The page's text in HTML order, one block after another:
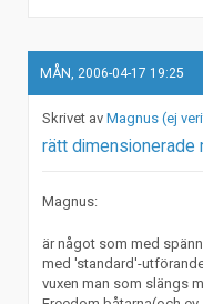
MÅN, 2006-04-17 19:25
Magnus (ej
rätt dimensionerade
Magnus:
är något som med
med 'standard'-
vuxen man som slängs